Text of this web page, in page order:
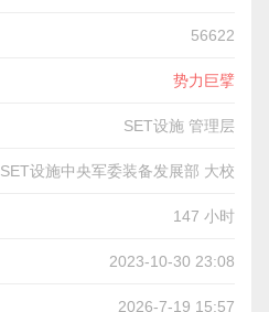
56622
势力巨擘
SET设施 管理层
SET设施中央军委装备发展部 大校
147 小时
2023-10-30 23:08
2026-7-19 15:57